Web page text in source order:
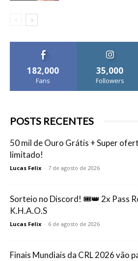
182,000
Fans
35,000
Followers
POSTS RECENTES
50 mil de Ouro Grátis + Super
limitado!
Lucas Felix - 7 de agosto de 2026
Sorteio no Discord! 🎟️👑 2x Pass
K.H.A.O.S
Lucas Felix - 6 de agosto de 2026
Finais Mundiais da CRL 2026 vão